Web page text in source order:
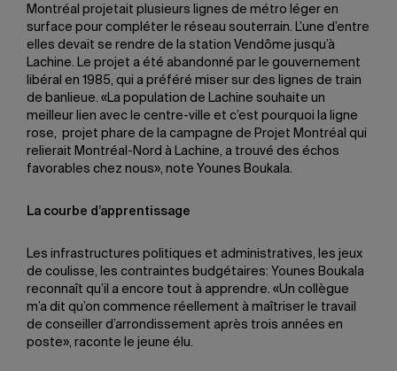
Montréal projetait plusieurs lignes de métro léger en
surface pour compléter le réseau souterrain. L’une d’entre
elles devait se rendre de la station Vendôme jusqu’à
Lachine. Le projet a été abandonné par le gouvernement
libéral en 1985, qui a préféré miser sur des lignes de train
de banlieue. «La population de Lachine souhaite un
meilleur lien avec le centre-ville et c’est pourquoi la ligne
rose, projet phare de la campagne de Projet Montréal qui
relierait Montréal-Nord à Lachine, a trouvé des échos
favorables chez nous», note Younes Boukala.
La courbe d’apprentissage
Les infrastructures politiques et administratives, les jeux
de coulisse, les contraintes budgétaires: Younes Boukala
reconnaît qu’il a encore tout à apprendre. «Un collègue
m’a dit qu’on commence réellement à maîtriser le travail
de conseiller d’arrondissement après trois années en
poste», raconte le jeune élu.